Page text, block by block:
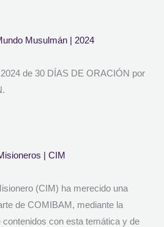
Musulmán | 2024
de 30 DÍAS DE ORACIÓN por
| CIM
(CIM) ha merecido una
de COMIBAM, mediante la
con esta temática y de